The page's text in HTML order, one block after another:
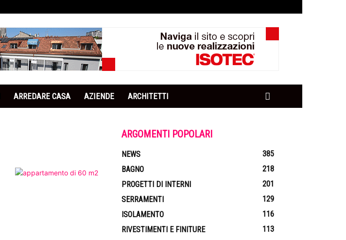
ARREDARE CASA AZIENDE ARCHITETTI
ARGOMENTI POPOLARI
NEWS
385
BAGNO
218
PROGETTI DI INTERNI
201
SERRAMENTI
129
ISOLAMENTO
116
RIVESTIMENTI E FINITURE
113